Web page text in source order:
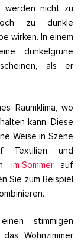
werden nicht zu
zu dunkle
wirken. In einem
dunkelgrüne
als er
Raumklima, wo
kann. Diese
Weise in Szene
Textilien und
im Sommer auf
Sie zum Beispiel
stimmigen
Wohnzimmer